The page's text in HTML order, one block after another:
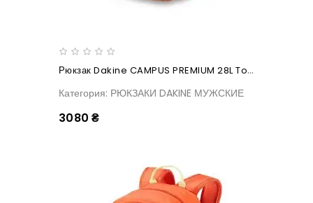
Рюкзак Dakine CAMPUS PREMIUM 28L Tortoise Shell
Категория: РЮКЗАКИ DAKINE МУЖСКИЕ
3080 ₴